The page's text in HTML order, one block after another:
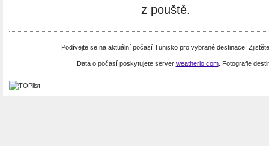
z pouště.
Podívejte se na aktuální počasí Tunisko pro vybrané destinace.
Data o počasí poskytujete server weatherio.com. Fotografie